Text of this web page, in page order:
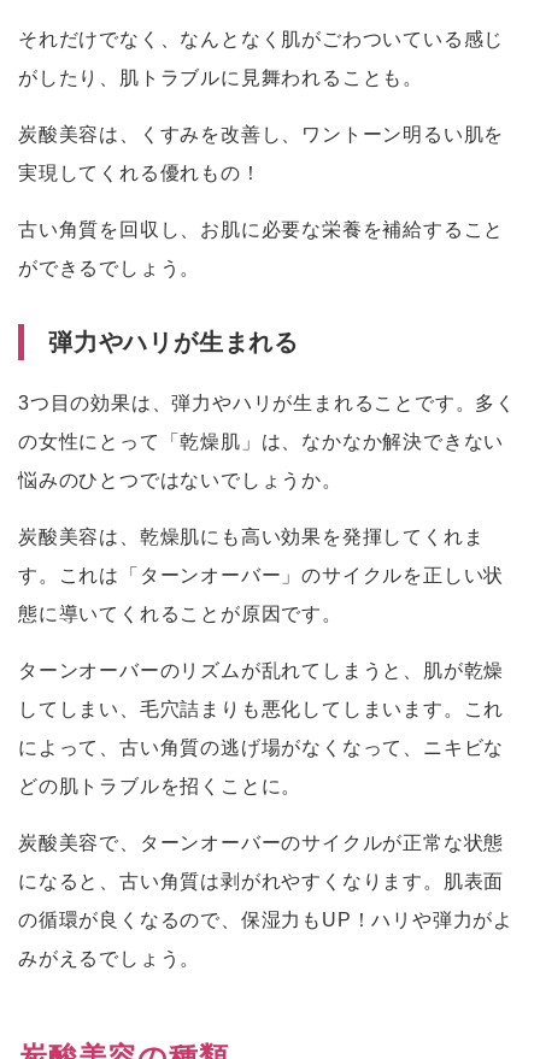
それだけでなく、なんとなく肌がごわついている感じ
がしたり、肌トラブルに見舞われることも。
炭酸美容は、くすみを改善し、ワントーン明るい肌を
実現してくれる優れもの！
古い角質を回収し、お肌に必要な栄養を補給すること
ができるでしょう。
弾力やハリが生まれる
3つ目の効果は、弾力やハリが生まれることです。多く
の女性にとって「乾燥肌」は、なかなか解決できない
悩みのひとつではないでしょうか。
炭酸美容は、乾燥肌にも高い効果を発揮してくれま
す。これは「ターンオーバー」のサイクルを正しい状
態に導いてくれることが原因です。
ターンオーバーのリズムが乱れてしまうと、肌が乾燥
してしまい、毛穴詰まりも悪化してしまいます。これ
によって、古い角質の逃げ場がなくなって、ニキビな
どの肌トラブルを招くことに。
炭酸美容で、ターンオーバーのサイクルが正常な状態
になると、古い角質は剥がれやすくなります。肌表面
の循環が良くなるので、保湿力もUP！ハリや弾力がよ
みがえるでしょう。